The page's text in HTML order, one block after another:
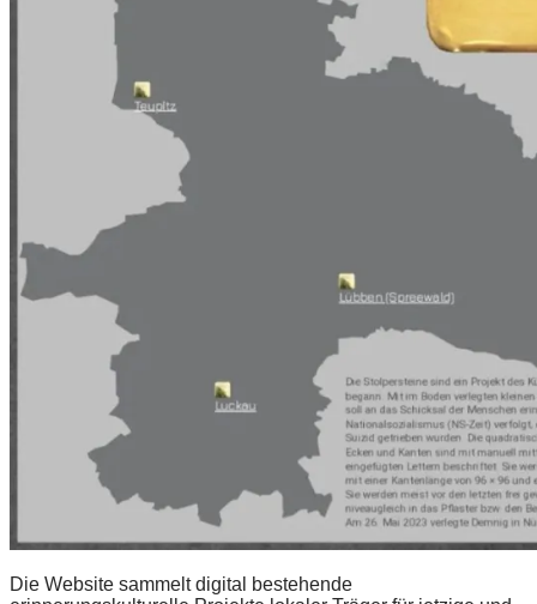
Die Website sammelt digital bestehende